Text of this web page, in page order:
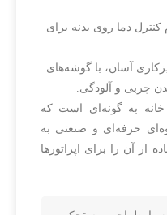
دما روی بدنه برای
آسان، با گوشه‌های
چربی و آلودگی.
به گونه‌ای است که
حرفه‌ای و صنعتی به
از آن را برای اپراتورها